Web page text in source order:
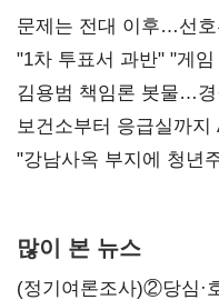
문제는 전대 이후…선
불복'
"1차 투표서 과반" "게
김용범 책임론 봇물…
보건소부터 응급실까
"강남사옥 부지에 청년
많이 본 뉴스
(정기여론조사)②당심·